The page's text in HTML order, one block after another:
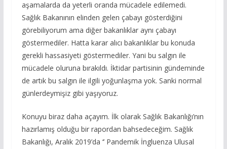
aşamalarda da yeterli oranda mücadele edilemedi.
Sağlık Bakanının elinden gelen çabayı gösterdiğini
görebiliyorum ama diğer bakanlıklar aynı çabayı
göstermediler. Hatta karar alıcı bakanlıklar bu konuda
gerekli hassasiyeti göstermediler. Yani bu salgın ile
mücadele oluruna bırakıldı. İktidar partisinin gündeminde
de artık bu salgın ile ilgili yoğunlaşma yok. Sanki normal
günlerdeymişiz gibi yaşıyoruz.
Konuyu biraz daha açayım. İlk olarak Sağlık Bakanlığı’nın
hazırlamış olduğu bir rapordan bahsedeceğim. Sağlık
Bakanlığı, Aralık 2019’da ‘’ Pandemik İngluenza Ulusal